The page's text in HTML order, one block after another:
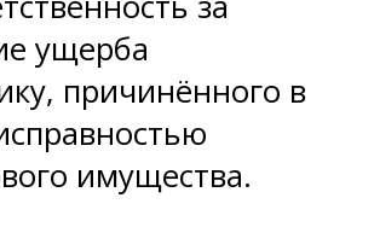
ущерба
причинённого в
имущества.